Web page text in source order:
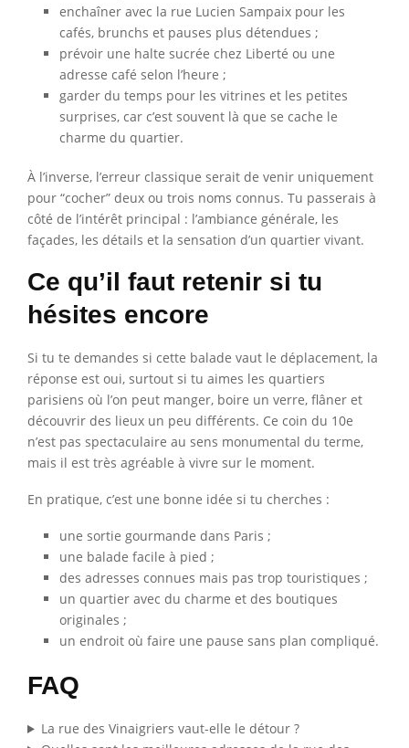
enchaîner avec la rue Lucien Sampaix pour les
cafés, brunchs et pauses plus détendues ;
prévoir une halte sucrée chez Liberté ou une
adresse café selon l’heure ;
garder du temps pour les vitrines et les petites
surprises, car c’est souvent là que se cache le
charme du quartier.
À l’inverse, l’erreur classique serait de venir uniquement
pour “cocher” deux ou trois noms connus. Tu passerais à
côté de l’intérêt principal : l’ambiance générale, les
façades, les détails et la sensation d’un quartier vivant.
Ce qu’il faut retenir si tu
hésites encore
Si tu te demandes si cette balade vaut le déplacement, la
réponse est oui, surtout si tu aimes les quartiers
parisiens où l’on peut manger, boire un verre, flâner et
découvrir des lieux un peu différents. Ce coin du 10e
n’est pas spectaculaire au sens monumental du terme,
mais il est très agréable à vivre sur le moment.
En pratique, c’est une bonne idée si tu cherches :
une sortie gourmande dans Paris ;
une balade facile à pied ;
des adresses connues mais pas trop touristiques ;
un quartier avec du charme et des boutiques
originales ;
un endroit où faire une pause sans plan compliqué.
FAQ
La rue des Vinaigriers vaut-elle le détour ?